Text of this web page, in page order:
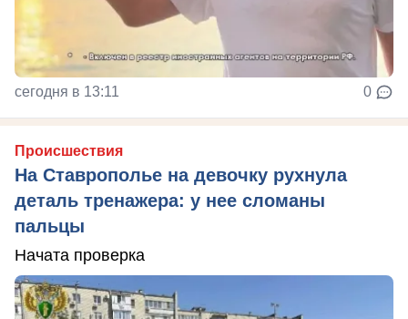
сегодня в 13:11 0
Происшествия
На Ставрополье на девочку рухнула
деталь тренажера: у нее сломаны
пальцы
Начата проверка